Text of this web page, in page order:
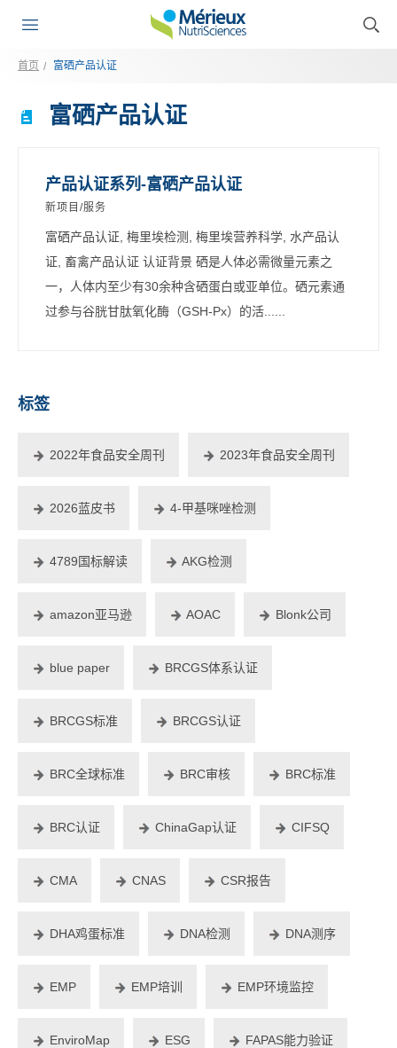
首页 富硒产品认证
富硒产品认证
产品认证系列-富硒产品认证
新项目/服务
富硒产品认证, 梅里埃检测, 梅里埃营养科学, 水产品认
证, 畜禽产品认证 认证背景 硒是人体必需微量元素之
一，人体内至少有30余种含硒蛋白或亚单位。硒元素通
过参与谷胱甘肽氧化酶（GSH-Px）的活......
标签
2022年食品安全周刊 2023年食品安全周刊
2026蓝皮书 4-甲基咪唑检测
4789国标解读 AKG检测
amazon亚马逊 AOAC Blonk公司
blue paper BRCGS体系认证
BRCGS标准 BRCGS认证
BRC全球标准 BRC审核 BRC标准
BRC认证 ChinaGap认证 CIFSQ
CMA CNAS CSR报告
DHA鸡蛋标准 DNA检测 DNA测序
EMP EMP培训 EMP环境监控
EnviroMap ESG FAPAS能力验证